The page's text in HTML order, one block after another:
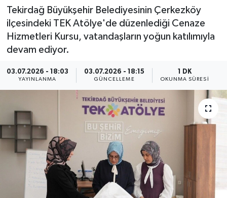
Tekirdağ Büyükşehir Belediyesinin Çerkezköy
ilçesindeki TEK Atölye'de düzenlediği Cenaze
Hizmetleri Kursu, vatandaşların yoğun katılımıyla
devam ediyor.
03.07.2026 - 18:03
YAYINLANMA
03.07.2026 - 18:15
GÜNCELLEME
1 DK
OKUNMA SÜRESI
Advertising news
Canlı Maç
ÇEVRE
Dünya
EĞİTİM
EKONOMİ
Haber Arşivi